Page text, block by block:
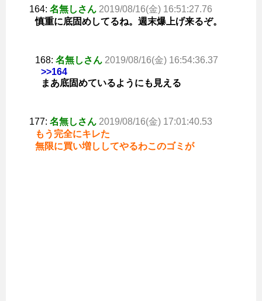
164: 名無しさん 2019/08/16(金) 16:51:27.76
慎重に底固めしてるね。週末爆上げ来るぞ。
168: 名無しさん 2019/08/16(金) 16:54:36.37
>>164
まあ底固めているようにも見える
177: 名無しさん 2019/08/16(金) 17:01:40.53
もう完全にキレた
無限に買い増ししてやるわこのゴミが